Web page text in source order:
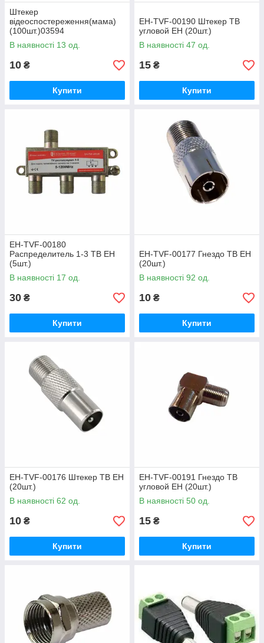
Штекер
відеоспостереження(мама)
(100шт.)03594
В наявності 13 од.
10 ₴
Купити
EH-TVF-00190 Штекер ТВ
угловой ЕН (20шт.)
В наявності 47 од.
15 ₴
Купити
EH-TVF-00180
Распределитель 1-3 ТВ ЕН
(5шт.)
В наявності 17 од.
30 ₴
Купити
EH-TVF-00177 Гнездо ТВ ЕН
(20шт.)
В наявності 92 од.
10 ₴
Купити
EH-TVF-00176 Штекер ТВ ЕН
(20шт.)
В наявності 62 од.
10 ₴
Купити
EH-TVF-00191 Гнездо ТВ
угловой ЕН (20шт.)
В наявності 50 од.
15 ₴
Купити